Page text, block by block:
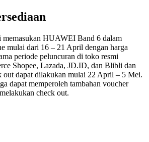
memasukan HUAWEI Band 6 dalam
mulai dari 16 – 21 April dengan harga
periode peluncuran di toko resmi
Shopee, Lazada, JD.ID, dan Blibli dan
out dapat dilakukan mulai 22 April – 5 Mei.
dapat memperoleh tambahan voucher
check out.